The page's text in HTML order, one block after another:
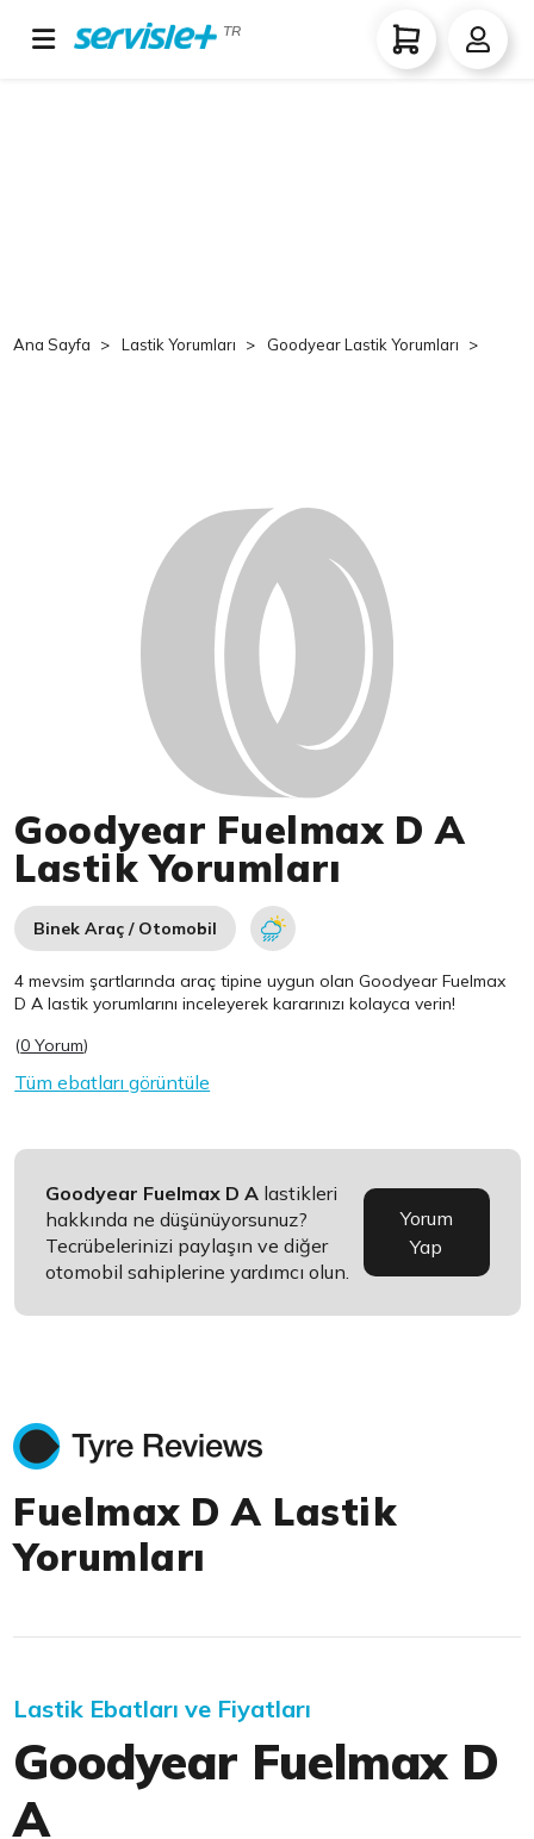
TR
Ana Sayfa Lastik Yorumları Goodyear Lastik Yorumları
Goodyear Fuelmax D A
Lastik Yorumları
Binek Araç / Otomobil
4 mevsim şartlarında araç tipine uygun olanGoodyear Fuelmax
D A lastik yorumlarını inceleyerek kararınızı kolayca verin!
(0 Yorum)
Tüm ebatları görüntüle
Goodyear Fuelmax D A lastikleri
hakkında ne düşünüyorsunuz?
Tecrübelerinizi paylaşın ve diğer
otomobil sahiplerine yardımcı olun.
Yorum
Yap
Fuelmax D A Lastik
Yorumları
Lastik Ebatları ve Fiyatları
Goodyear Fuelmax D
A